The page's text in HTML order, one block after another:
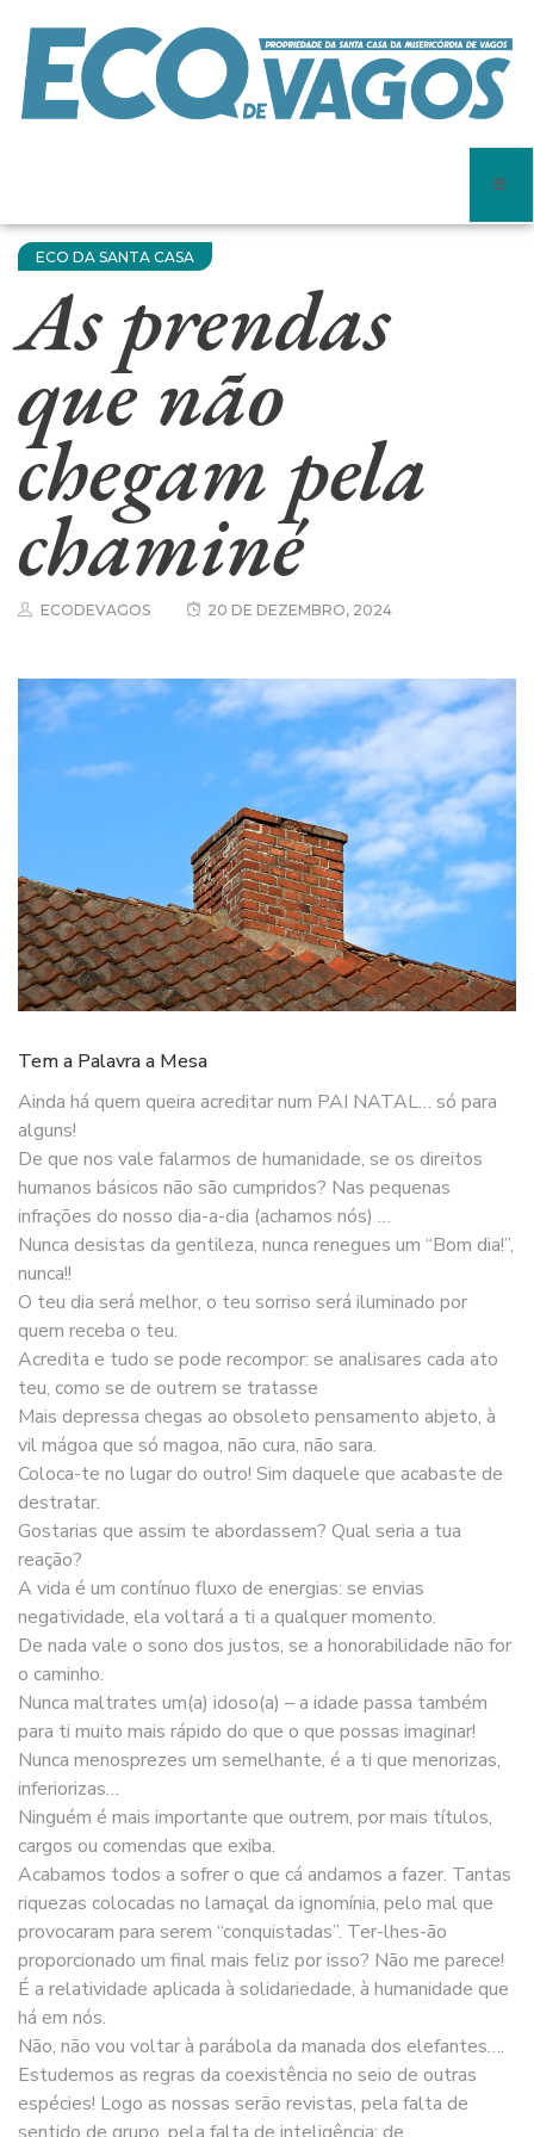
ECO DA SANTA CASA
As prendas
que não
chegam pela
chaminé
ECODEVAGOS 20 DE DEZEMBRO, 2024
Tem a Palavra a Mesa
Ainda há quem queira acreditar num PAI NATAL… só para
alguns!
De que nos vale falarmos de humanidade, se os direitos
humanos básicos não são cumpridos? Nas pequenas
infrações do nosso dia-a-dia (achamos nós) …
Nunca desistas da gentileza, nunca renegues um “Bom dia!”,
nunca!!
O teu dia será melhor, o teu sorriso será iluminado por
quem receba o teu.
Acredita e tudo se pode recompor: se analisares cada ato
teu, como se de outrem se tratasse
Mais depressa chegas ao obsoleto pensamento abjeto, à
vil mágoa que só magoa, não cura, não sara.
Coloca-te no lugar do outro! Sim daquele que acabaste de
destratar.
Gostarias que assim te abordassem? Qual seria a tua
reação?
A vida é um contínuo fluxo de energias: se envias
negatividade, ela voltará a ti a qualquer momento.
De nada vale o sono dos justos, se a honorabilidade não for
o caminho.
Nunca maltrates um(a) idoso(a) – a idade passa também
para ti muito mais rápido do que o que possas imaginar!
Nunca menosprezes um semelhante, é a ti que menorizas,
inferiorizas…
Ninguém é mais importante que outrem, por mais títulos,
cargos ou comendas que exiba.
Acabamos todos a sofrer o que cá andamos a fazer. Tantas
riquezas colocadas no lamaçal da ignomínia, pelo mal que
provocaram para serem “conquistadas”. Ter-lhes-ão
proporcionado um final mais feliz por isso? Não me parece!
É a relatividade aplicada à solidariedade, à humanidade que
há em nós.
Não, não vou voltar à parábola da manada dos elefantes….
Estudemos as regras da coexistência no seio de outras
espécies! Logo as nossas serão revistas, pela falta de